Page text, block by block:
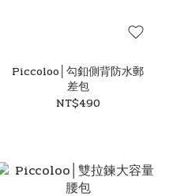
Piccoloo│勾釦側背防水郵
差包
NT$490